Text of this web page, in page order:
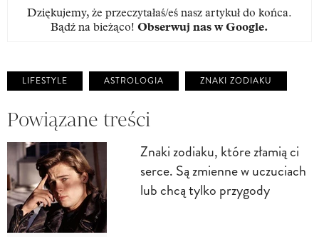
Dziękujemy, że przeczytałaś/eś nasz artykuł do końca.
Bądź na bieżąco! Obserwuj nas w Google.
LIFESTYLE ASTROLOGIA ZNAKI ZODIAKU
Powiązane treści
Znaki zodiaku, które złamią ci
serce. Są zmienne w uczuciach
lub chcą tylko przygody